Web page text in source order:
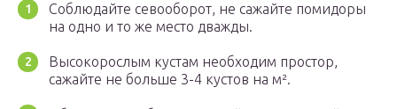
Соблюдайте севооборот, не сажайте помидоры
на одно и то же место дважды.
Высокорослым кустам необходим простор,
сажайте не больше 3-4 кустов на м².